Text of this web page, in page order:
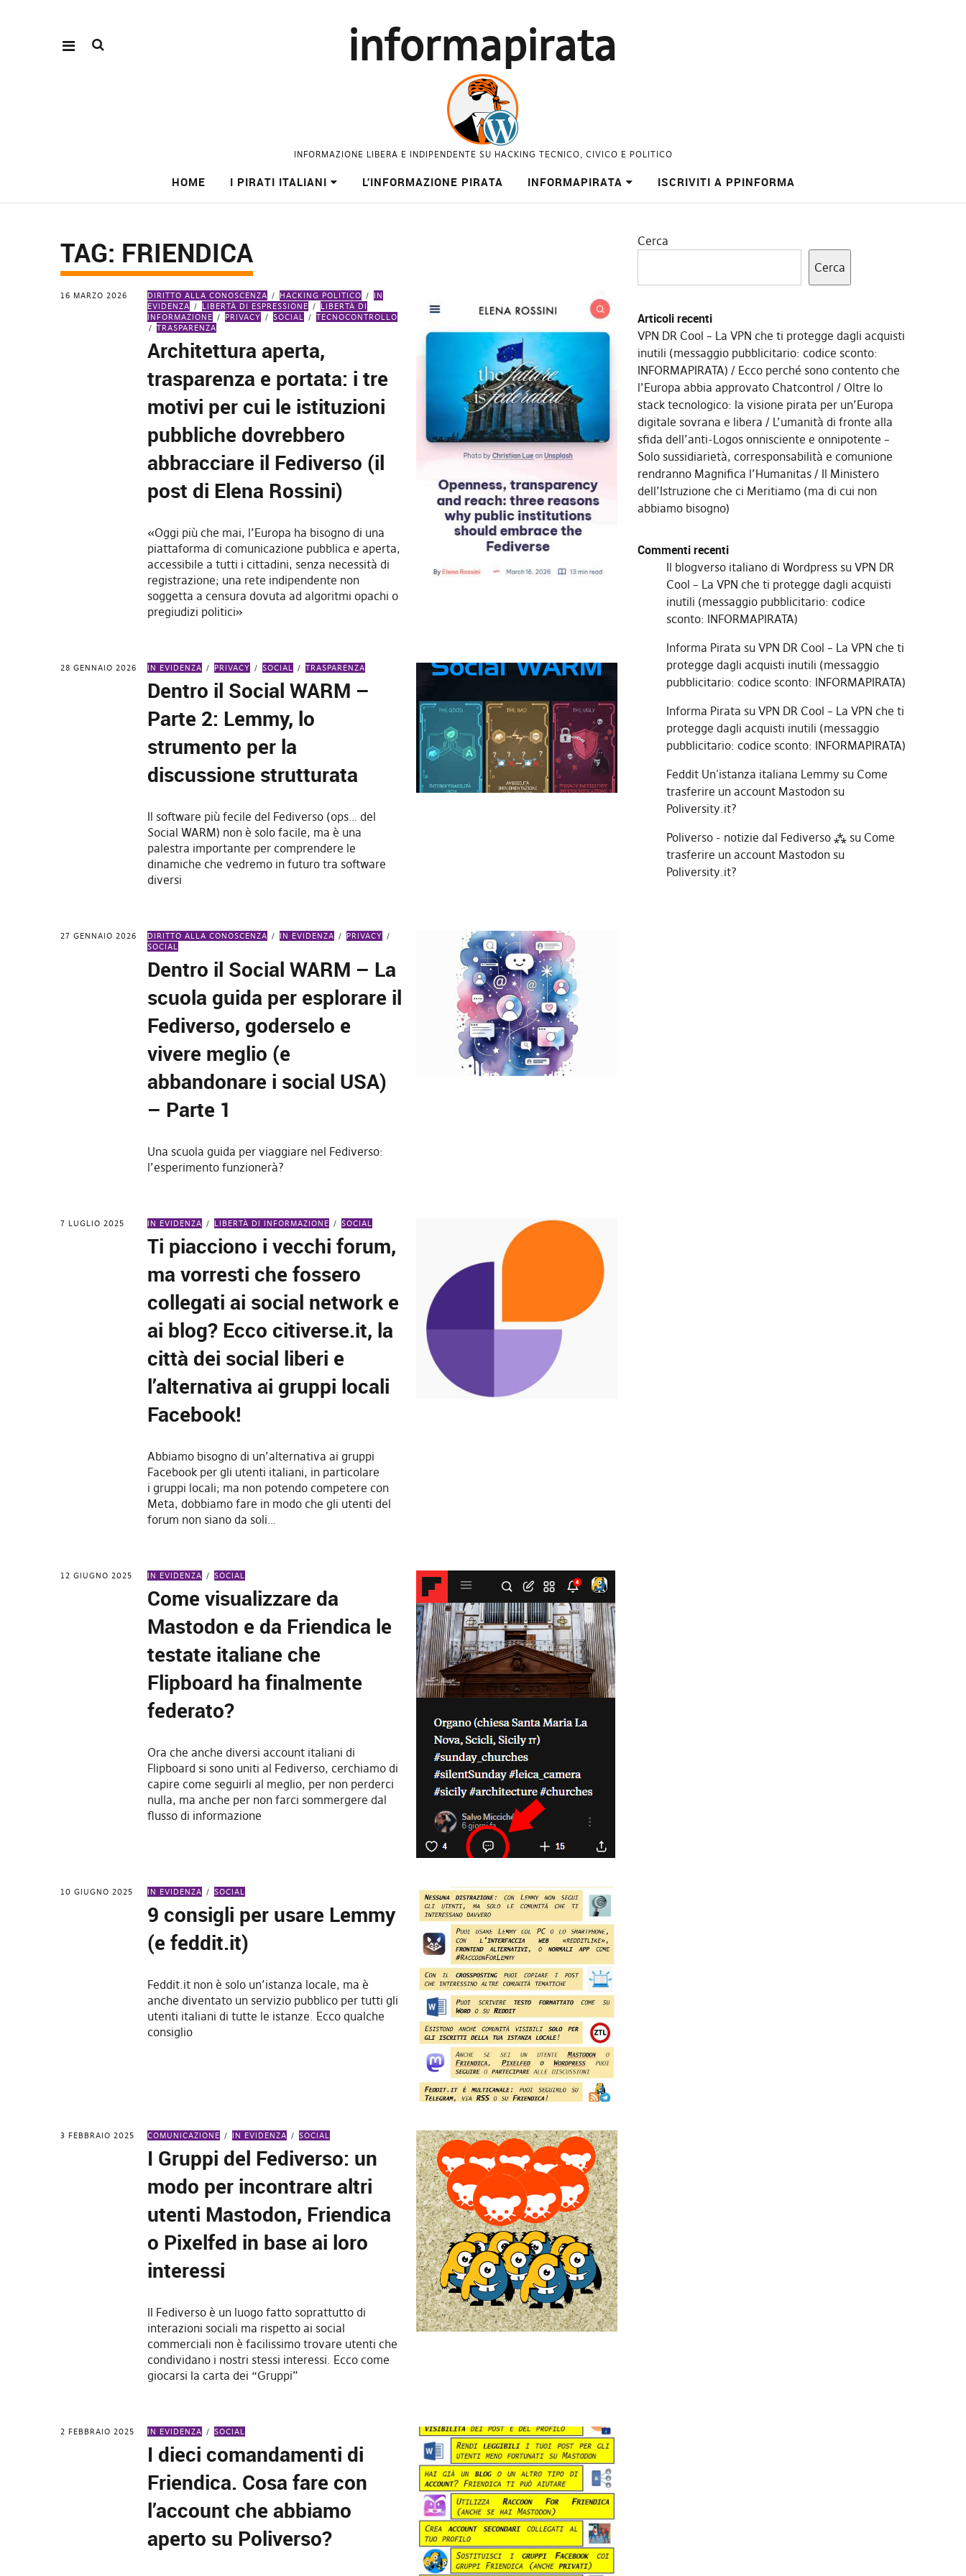
informapirata
INFORMAZIONE LIBERA E INDIPENDENTE SU HACKING TECNICO, CIVICO E POLITICO
HOME I PIRATI ITALIANI L’INFORMAZIONE PIRATA INFORMAPIRATA ISCRIVITI A PPINFORMA
TAG: FRIENDICA
16 MARZO 2026 DIRITTO ALLA CONOSCENZA HACKING POLITICO
IN
EVIDENZA
LIBERTÀ DI ESPRESSIONE
LIBERTÀ DI
INFORMAZIONE
PRIVACY SOCIAL
TECNOCONTROLLO
TRASPARENZA
Architettura aperta,
trasparenza e portata: i tre
motivi per cui le istituzioni
pubbliche dovrebbero
abbracciare il Fediverso (il
post di Elena Rossini)
«Oggi più che mai, l’Europa ha bisogno di una
piattaforma di comunicazione pubblica e aperta,
accessibile a tutti i cittadini, senza necessità di
registrazione; una rete indipendente non
soggetta a censura dovuta ad algoritmi opachi o
pregiudizi politici»
28 GENNAIO 2026 IN EVIDENZA PRIVACY SOCIAL TRASPARENZA
Dentro il Social WARM –
Parte 2: Lemmy, lo
strumento per la
discussione strutturata
Il software più fecile del Fediverso (ops… del
Social WARM) non è solo facile, ma è una
palestra importante per comprendere le
dinamiche che vedremo in futuro tra software
diversi
27 GENNAIO 2026 DIRITTO ALLA CONOSCENZA IN EVIDENZA
PRIVACY
SOCIAL
Dentro il Social WARM – La
scuola guida per esplorare il
Fediverso, goderselo e
vivere meglio (e
abbandonare i social USA)
– Parte 1
Una scuola guida per viaggiare nel Fediverso:
l’esperimento funzionerà?
7 LUGLIO 2025 IN EVIDENZA LIBERTÀ DI INFORMAZIONE SOCIAL
Ti piacciono i vecchi forum,
ma vorresti che fossero
collegati ai social network e
ai blog? Ecco citiverse.it, la
città dei social liberi e
l’alternativa ai gruppi locali
Facebook!
Abbiamo bisogno di un’alternativa ai gruppi
Facebook per gli utenti italiani, in particolare
i gruppi locali; ma non potendo competere con
Meta, dobbiamo fare in modo che gli utenti del
forum non siano da soli…
12 GIUGNO 2025 IN EVIDENZA SOCIAL
Come visualizzare da
Mastodon e da Friendica le
testate italiane che
Flipboard ha finalmente
federato?
Ora che anche diversi account italiani di
Flipboard si sono uniti al Fediverso, cerchiamo di
capire come seguirli al meglio, per non perderci
nulla, ma anche per non farci sommergere dal
flusso di informazione
10 GIUGNO 2025 IN EVIDENZA SOCIAL
9 consigli per usare Lemmy
(e feddit.it)
Feddit.it non è solo un’istanza locale, ma è
anche diventato un servizio pubblico per tutti gli
utenti italiani di tutte le istanze. Ecco qualche
consiglio
3 FEBBRAIO 2025 COMUNICAZIONE IN EVIDENZA SOCIAL
I Gruppi del Fediverso: un
modo per incontrare altri
utenti Mastodon, Friendica
o Pixelfed in base ai loro
interessi
Il Fediverso è un luogo fatto soprattutto di
interazioni sociali ma rispetto ai social
commerciali non è facilissimo trovare utenti che
condividano i nostri stessi interessi. Ecco come
giocarsi la carta dei “Gruppi”
2 FEBBRAIO 2025 IN EVIDENZA SOCIAL
I dieci comandamenti di
Friendica. Cosa fare con
l’account che abbiamo
aperto su Poliverso?
Cerca
Cerca
Articoli recenti
VPN DR Cool – La VPN che ti protegge dagli acquisti
inutili (messaggio pubblicitario: codice sconto:
INFORMAPIRATA)
Ecco perché sono contento che
l’Europa abbia approvato Chatcontrol
Oltre lo
stack tecnologico: la visione pirata per un’Europa
digitale sovrana e libera
L’umanità di fronte alla
sfida dell’anti-Logos onnisciente e onnipotente –
Solo sussidiarietà, corresponsabilità e comunione
rendranno Magnifica l’Humanitas
Il Ministero
dell’Istruzione che ci Meritiamo (ma di cui non
abbiamo bisogno)
Commenti recenti
Il blogverso italiano di Wordpresssu VPN DR
Cool – La VPN che ti protegge dagli acquisti
inutili (messaggio pubblicitario: codice
sconto: INFORMAPIRATA)
Informa Pirata su VPN DR Cool – La VPN che ti
protegge dagli acquisti inutili (messaggio
pubblicitario: codice sconto: INFORMAPIRATA)
Informa Pirata su VPN DR Cool – La VPN che ti
protegge dagli acquisti inutili (messaggio
pubblicitario: codice sconto: INFORMAPIRATA)
Feddit Un'istanza italiana Lemmy su Come
trasferire un account Mastodon su
Poliversity.it?
Poliverso - notizie dal Fediverso ⁂su Come
trasferire un account Mastodon su
Poliversity.it?